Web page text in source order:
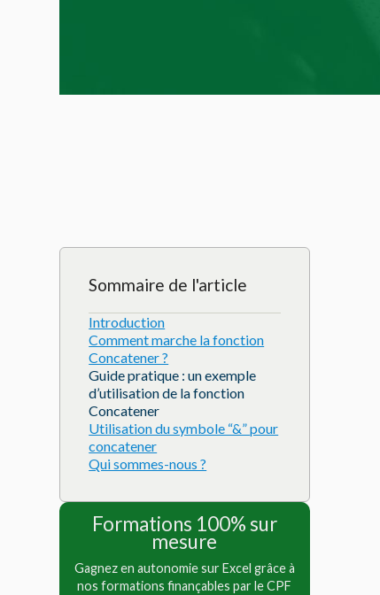
Sommaire de l'article
Introduction
Comment marche la fonction
Concatener ?
Guide pratique : un exemple
d’utilisation de la fonction
Concatener
Utilisation du symbole “&” pour
concatener
Qui sommes-nous ?
Formations 100% sur
mesure
Gagnez en autonomie sur Excel grâce à
nos formations finançables par le CPF